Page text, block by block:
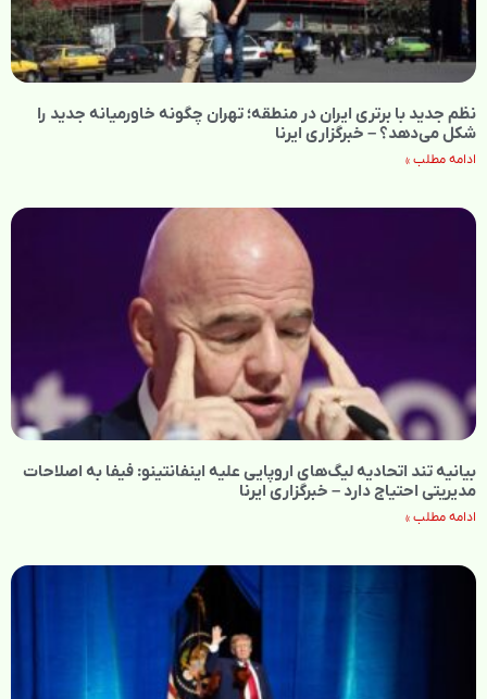
نظم جدید با برتری ایران در منطقه؛ تهران چگونه خاورمیانه جدید را
شکل می‌دهد؟ – خبرگزاری ایرنا
ادامه مطلب »
بیانیه تند اتحادیه لیگ‌های اروپایی علیه اینفانتینو: فیفا به اصلاحات
مدیریتی احتیاج دارد – خبرگزاری ایرنا
ادامه مطلب »